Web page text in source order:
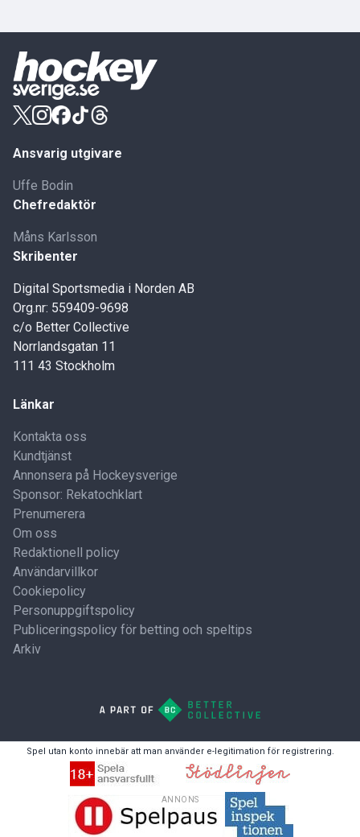
ANNONS
Ansvarig utgivare
Uffe Bodin
Chefredaktör
Måns Karlsson
Skribenter
Digital Sportsmedia i Norden AB
Org.nr: 559409-9698
c/o Better Collective
Norrlandsgatan 11
111 43 Stockholm
Länkar
Kontakta oss
Kundtjänst
Annonsera på Hockeysverige
Sponsor: Rekatochklart
Prenumerera
Om oss
Redaktionell policy
Användarvillkor
Cookiepolicy
Personuppgiftspolicy
Publiceringspolicy för betting och speltips
Arkiv
Spel utan konto innebär att man använder e-legitimation för registrering.